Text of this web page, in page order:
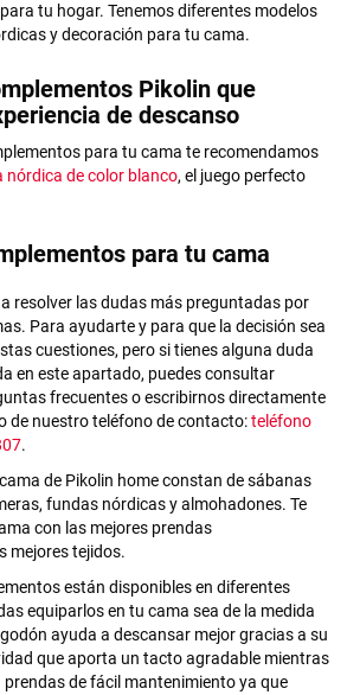
tu hogar. Tenemos diferentes modelos
y decoración para tu cama.
Pikolin que
de descanso
para tu cama te recomendamos
nórdica de color blanco, el juego perfecto
para tu cama
resolver las dudas más preguntadas por
Para ayudarte y para que la decisión sea
cuestiones, pero si tienes alguna duda
en este apartado, puedes consultar
frecuentes o escribirnos directamente
de nuestro teléfono de contacto:teléfono
.
de Pikolin home constan de sábanas
fundas nórdicas y almohadones. Te
con las mejores prendas
mejores tejidos.
están disponibles en diferentes
equiparlos en tu cama sea de la medida
ayuda a descansar mejor gracias a su
que aporta un tacto agradable mientras
de fácil mantenimiento ya que